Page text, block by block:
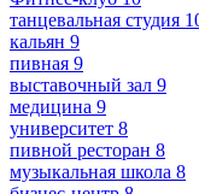
танцевальная студия
кальян 9
пивная 9
выставочный зал 9
медицина 9
университет 8
пивной ресторан 8
музыкальная школа 8